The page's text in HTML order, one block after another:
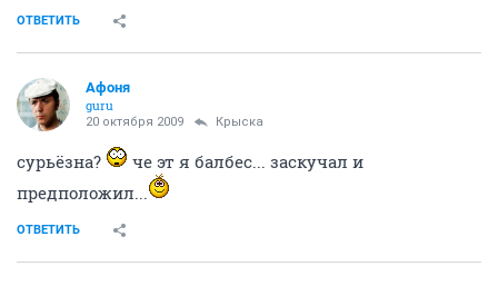
ОТВЕТИТЬ
Aфоня
guru
20 октября 2009 Крыска
сурьёзна?
че эт я балбес... заскучал и
предположил...
ОТВЕТИТЬ